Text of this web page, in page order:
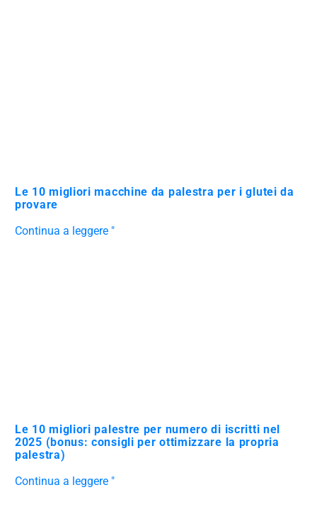
Le 10 migliori macchine da palestra per i glutei da
provare
Continua a leggere "
Le 10 migliori palestre per numero di iscritti nel
2025 (bonus: consigli per ottimizzare la propria
palestra)
Continua a leggere "